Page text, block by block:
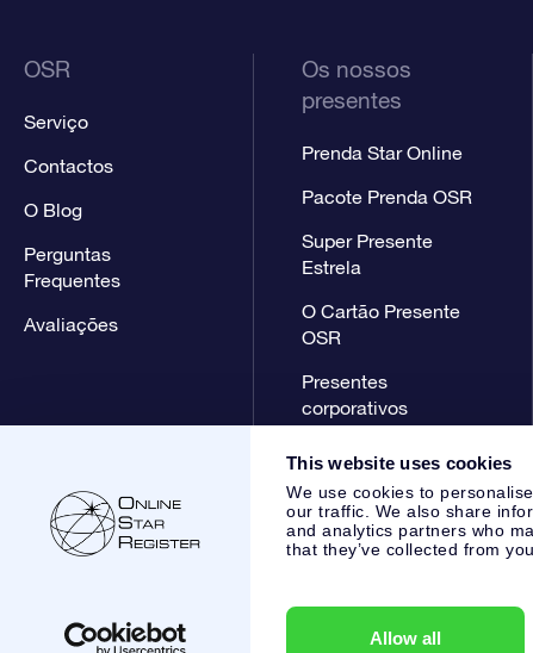
This website uses cookies
We use cookies to
our traffic. We also share
and analytics partners who
that they’ve collected from
Allow all
OSR
Serviço
Contactos
O Blog
Perguntas
Frequentes
Avaliações
Os nossos
presentes
Prenda Star Online
Pacote Prenda OSR
Super Presente
Estrela
O Cartão Presente
OSR
Presentes
corporativos
Apoio ao Cliente:help@osr.org KVK: 60333553, VAT: NL